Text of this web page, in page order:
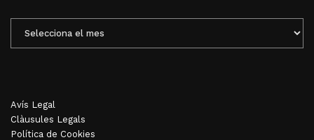
MENSUALS
Avís Legal
Clàusules Legals
Política de Cookies